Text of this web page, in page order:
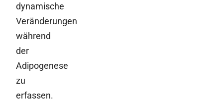
dynamische
Veränderungen
während
der
Adipogenese
zu
erfassen.